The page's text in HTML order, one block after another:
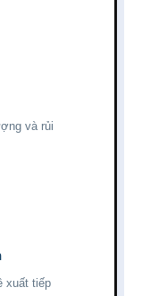
và rủi
xuất tiếp